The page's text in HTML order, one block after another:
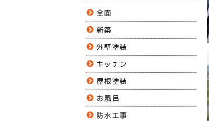
全面
新築
外壁塗装
キッチン
屋根塗装
お風呂
防水工事